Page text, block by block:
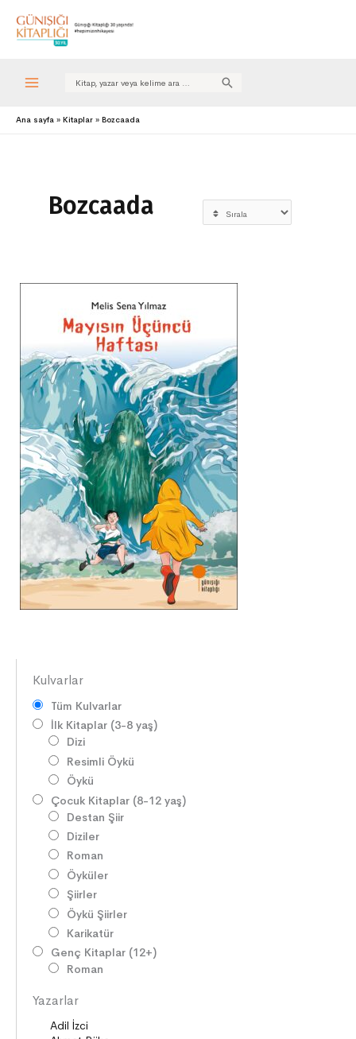
Search
Ana sayfa Kitaplar Bozcaada
Bozcaada
Kulvarlar
Tüm Kulvarlar
İlk Kitaplar (3-8 yaş)
Dizi
Resimli Öykü
Öykü
Çocuk Kitaplar (8-12 yaş)
Destan Şiir
Diziler
Roman
Öyküler
Şiirler
Öykü Şiirler
Karikatür
Genç Kitaplar (12+)
Roman
Öyküler
Şiirler
Yazarlar